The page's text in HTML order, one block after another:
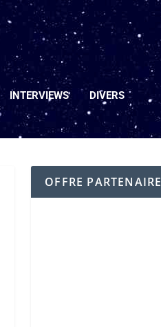
INTERVIEWS DIVERS
OFFRE PARTENAIRE